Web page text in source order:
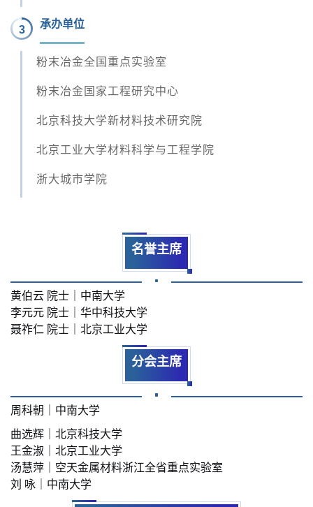
3 承办单位
粉末冶金全国重点实验室
粉末冶金国家工程研究中心
北京科技大学新材料技术研究院
北京工业大学材料科学与工程学院
浙大城市学院
名誉主席
黄伯云 院士｜中南大学
李元元 院士｜华中科技大学
聂祚仁 院士｜北京工业大学
分会主席
周科朝｜中南大学
曲选辉｜北京科技大学
王金淑｜北京工业大学
汤慧萍｜空天金属材料浙江全省重点实验室
刘 咏｜中南大学